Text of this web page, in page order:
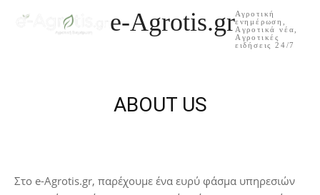
e-Agrotis.grΑγροτική
ενημέρωση,
Aγροτικά νέα,
Aγροτικές
ειδήσεις 24/7
ABOUT US
Στο e-Agrotis.gr, παρέχουμε ένα ευρύ φάσμα υπηρεσιών